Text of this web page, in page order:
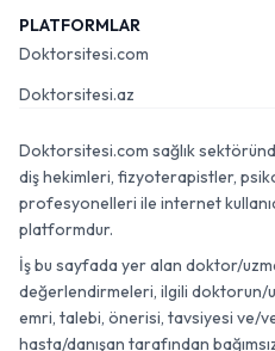
PLATFORMLAR
Doktorsitesi.com
Doktorsitesi.az
Doktorsitesi.com sağlık
diş hekimleri, fizyoterapistler,
profesyonelleri ile internet
platformdur.
İş bu sayfada yer alan doktor/
değerlendirmeleri, ilgili doktorun/
emri, talebi, önerisi, tavsiyesi ve/
hasta/danışan tarafından